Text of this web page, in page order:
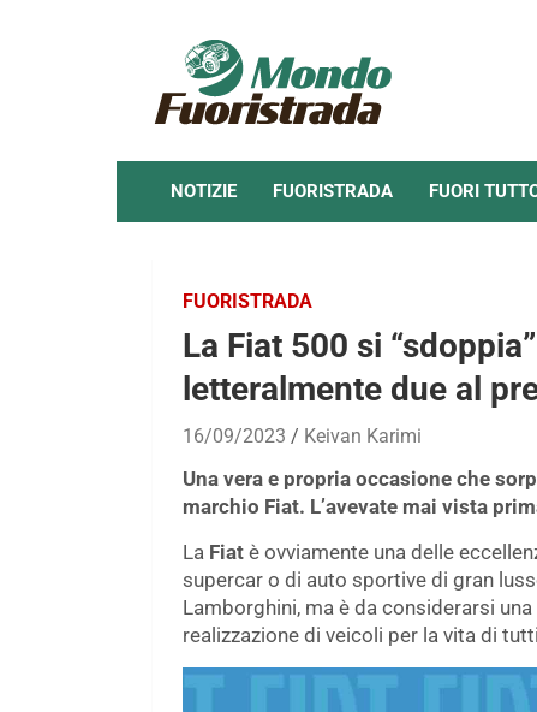
NOTIZIE FUORISTRADA FUORI
FUORISTRADA
La Fiat 500 si
letteralmente due al
16/09/2023 Keivan Karimi
Una vera e propria occasione che
marchio Fiat. L’avevate mai vista
La Fiat è ovviamente una delle
supercar o di auto sportive di gran
Lamborghini, ma è da considerarsi
realizzazione di veicoli per la vita di